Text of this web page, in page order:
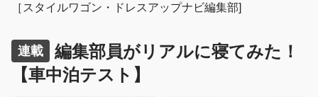
［スタイルワゴン・ドレスアップナビ編集部]
連載
編集部員がリアルに寝てみた！
【車中泊テスト】